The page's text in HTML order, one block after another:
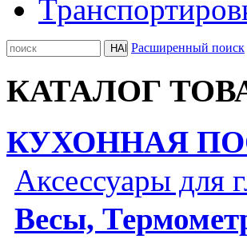
Расширенный поиск
КАТАЛОГ
КУХОННАЯ
Аксессуары для
Весы,